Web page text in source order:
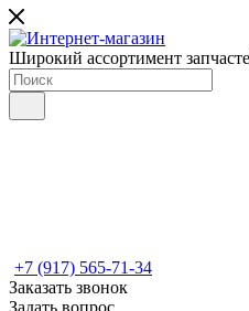
Широкий ассортимент
+7 (917) 565-71-34
Заказать звонок
Задать вопрос